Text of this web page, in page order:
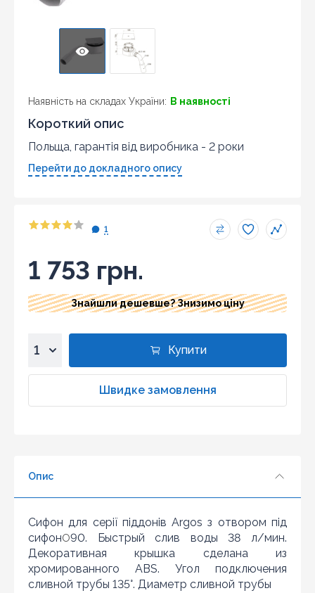
Наявність на складах України: В наявності
Короткий опис
Польща, гарантія від виробника - 2 роки
Перейти до докладного опису
1
1 753 грн.
Знайшли дешевше? Знизимо ціну
3
7
8
9
10
Купити
Швидке замовлення
Опис
Сифон для серії піддонів Argos з отвором під
сифонO90. Быстрый слив воды 38 л/мин.
Декоративная крышка сделана из
хромированного АBS. Угол подключения
сливной трубы 135°. Диаметр сливной трубы
Знайшли дешевше?
Шановні клієнти нашого магазину! Якщо ви блукаючи
по інтернету знайшли ціну потрібного Вам товару
дешевше ніж у нас ... дайте нам знати, і ми будемо
раді запропонувати вигіднішу для Вас ціну (за умови,